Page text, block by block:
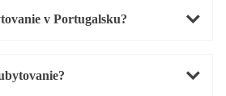
v Portugalsku?